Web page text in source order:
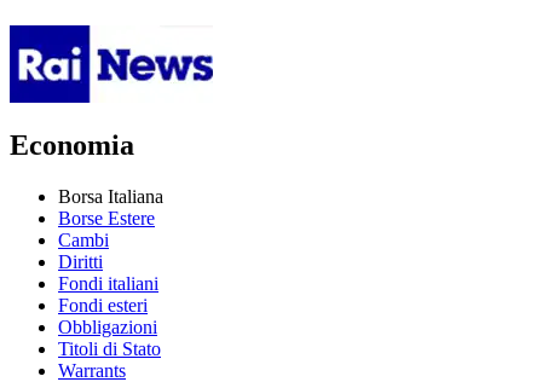
Economia
Borsa Italiana
Borse Estere
Cambi
Diritti
Fondi italiani
Fondi esteri
Obbligazioni
Titoli di Stato
Warrants